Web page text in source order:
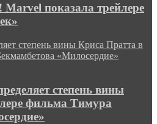
Marvel показала трейлере
степень вины Криса Пратта в
«Милосердие»
степень вины
фильма Тимура